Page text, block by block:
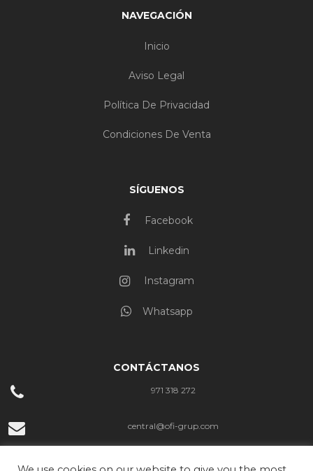
NAVEGACIÓN
Inicio
Aviso Legal
Política De Privacidad
Condiciones De Venta
SÍGUENOS
Facebook
Linkedin
Instagram
Whatsapp
CONTÁCTANOS
971 318 272
central@ofi-grup.com